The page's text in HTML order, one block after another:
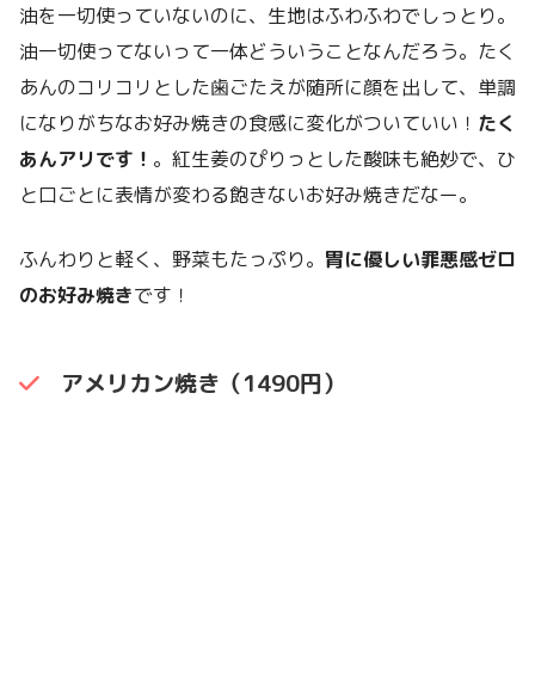
油を一切使っていないのに、生地はふわふわでしっとり。
油一切使ってないって一体どういうことなんだろう。たく
あんのコリコリとした歯ごたえが随所に顔を出して、単調
になりがちなお好み焼きの食感に変化がついていい！ たく
あんアリです！ 。紅生姜のぴりっとした酸味も絶妙で、ひ
と口ごとに表情が変わる飽きないお好み焼きだなー。
ふんわりと軽く、野菜もたっぷり。 胃に優しい罪悪感ゼロ
のお好み焼きです！
アメリカン焼き（1490円）